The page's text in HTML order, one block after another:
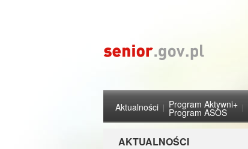
Aktualności Program Aktywni+
Program ASOS
AKTUALNOŚCI